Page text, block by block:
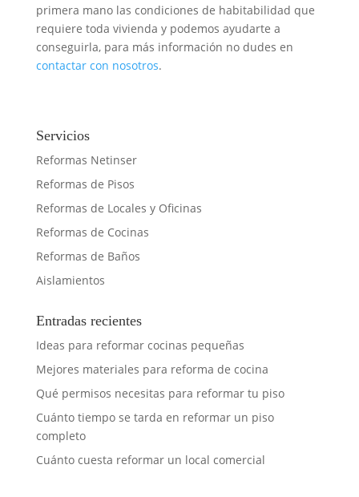
primera mano las condiciones de habitabilidad que
requiere toda vivienda y podemos ayudarte a
conseguirla, para más información no dudes en
contactar con nosotros.
Servicios
Reformas Netinser
Reformas de Pisos
Reformas de Locales y Oficinas
Reformas de Cocinas
Reformas de Baños
Aislamientos
Entradas recientes
Ideas para reformar cocinas pequeñas
Mejores materiales para reforma de cocina
Qué permisos necesitas para reformar tu piso
Cuánto tiempo se tarda en reformar un piso
completo
Cuánto cuesta reformar un local comercial